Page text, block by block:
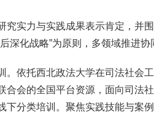
究实力与实践成果表示肯定，并
深化战略”为原则，多领域推进协
。依托西北政法大学在司法社会
合会的全国平台资源，面向司法
下分类培训。聚焦实践技能与案